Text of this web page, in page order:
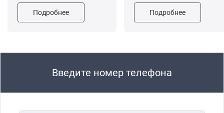
Подробнее Подробнее
Введите номер телефона